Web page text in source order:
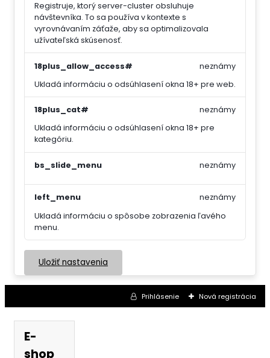
Registruje, ktorý server-cluster obsluhuje
návštevníka. To sa používa v kontexte s
vyrovnávaním záťaže, aby sa optimalizovala
užívateľská skúsenosť.
18plus_allow_access#
Ukladá informáciu o odsúhlasení okna 18+ pre web.
neznámy
18plus_cat#
Ukladá informáciu o odsúhlasení okna 18+ pre
kategóriu.
neznámy
bs_slide_menu neznámy
left_menu
Ukladá informáciu o spôsobe zobrazenia ľavého
menu.
neznámy
Uložiť nastavenia
Prihlásenie Nová registrácia
E-
shop